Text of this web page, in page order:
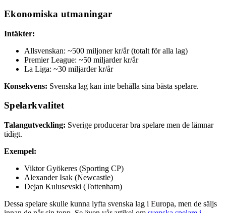
Ekonomiska utmaningar
Intäkter:
Allsvenskan: ~500 miljoner kr/år (totalt för alla lag)
Premier League: ~50 miljarder kr/år
La Liga: ~30 miljarder kr/år
Konsekvens: Svenska lag kan inte behålla sina bästa spelare.
Spelarkvalitet
Talangutveckling: Sverige producerar bra spelare men de lämnar
tidigt.
Exempel:
Viktor Gyökeres (Sporting CP)
Alexander Isak (Newcastle)
Dejan Kulusevski (Tottenham)
Dessa spelare skulle kunna lyfta svenska lag i Europa, men de säljs